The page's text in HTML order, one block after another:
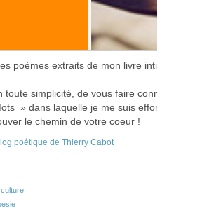
poèmes extraits de mon livre intitulé : »
toute simplicité, de vous faire connaître
» dans laquelle je me suis efforcé de
le chemin de votre coeur !
poétique de Thierry Cabot